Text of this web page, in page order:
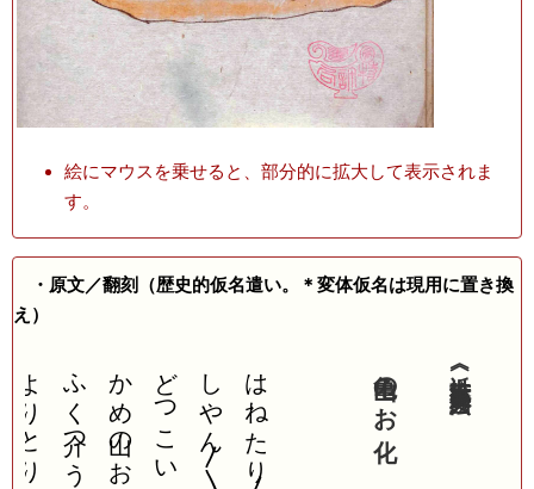
絵にマウスを乗せると、部分的に拡大して表示されま
す。
・原文／翻刻（歴史的仮名遣い。＊変体仮名は現用に置き換
え）
《近世流行商人狂哥絵図》
亀山のお化
はねたり〳〵
かめ山のおばけ
よりとり八文で